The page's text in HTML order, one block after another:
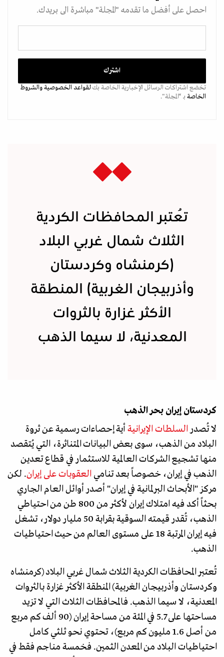
احصل على أفضل ما تقدمه "المجلة" مباشرة الى بريدك.
تخضع اشتراكات الرسائل الإخبارية الخاصة بكلقواعد الخصوصيةوالشروط
الخاصة بـ “المجلة".
تُعتبر المحافظات الكردية
الثلاث شمال غربي البلاد
(كرمنشاه وكردستان
وأذربيجان الغربية) المنطقة
الأكثر غزارة بالثروات
المعدنية، لا سيما الذهب
كردستان إيران بحر الذهب
لا تُصدرالسلطات الإيرانية أية إحصاءات رسمية عن ثروة
البلاد من الذهب، سوى بعض البيانات المتناثرة، التي يُتقصد
منها تشجيع الشركات العالمية للاستثمار في قطاع تعدين
الذهب في إيران، خصوصاً بعد تنامي العقوبات على إيران. لكن
مركز "الأبحاث البرلمانية في إيران" أصدر أوائل العام الجاري
بحثاً أكد فيه امتلاك إيران لأكثر من 800 طن من احتياطي
الذهب، تُقدر قيمته السوقية بقرابة 50 مليار دولار، تشغل
فيه إيران المرتبة 18 على مستوى العالم من حيث احتياطيات
الذهب.
تُعتبر المحافظات الكردية الثلاث شمال غربي البلاد (كرمنشاه
وكردستان وأذربيجان الغربية) المنطقة الأكثر غزارة بالثروات
المعدنية، لا سيما الذهب. فالمحافظات الثلاث التي لا تزيد
مساحتها على 5.7 في المئة من مساحة إيران (90 ألف كم مربع
من أصل 1.6 مليون كم مربع)، تحتوي نحو ثلثي كامل
احتياطيات البلاد من المعدن الثمين. فخمسة مناجم فقط في